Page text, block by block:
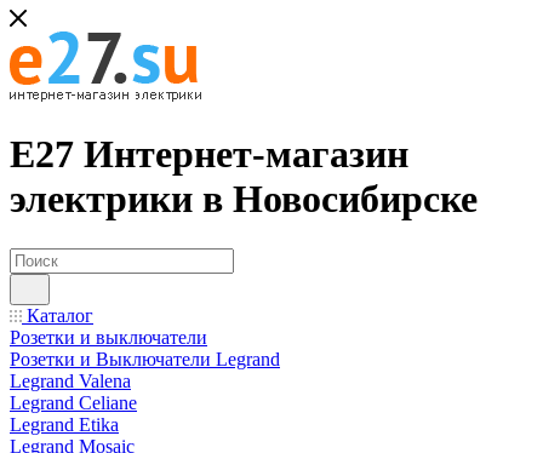
Е27 Интернет-магазин
электрики в Новосибирске
Каталог
Розетки и выключатели
Розетки и Выключатели Legrand
Legrand Valena
Legrand Celiane
Legrand Etika
Legrand Mosaic